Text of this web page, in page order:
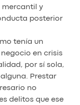
mercantil y
posterior
tenía un
en crisis
por sí sola,
Prestar
no
delitos que ese